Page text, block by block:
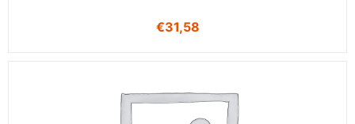
€31,58